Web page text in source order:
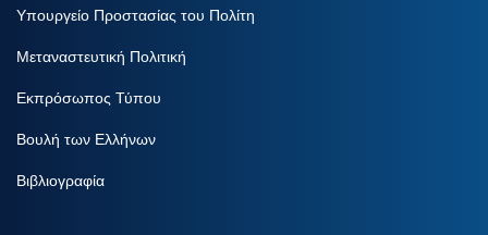
Υπουργείο Προστασίας του Πολίτη
Μεταναστευτική Πολιτική
Εκπρόσωπος Τύπου
Βουλή των Ελλήνων
Βιβλιογραφία